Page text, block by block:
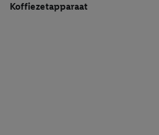
Koffiezetapparaat